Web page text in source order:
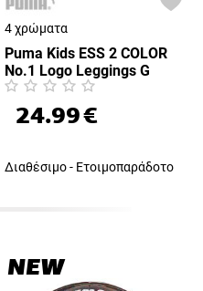
4 χρώματα
Puma Kids ESS 2 COLOR
No.1 Logo Leggings G
(686073-41)
24.99€
Διαθέσιμο - Ετοιμοπαράδοτο
NEW